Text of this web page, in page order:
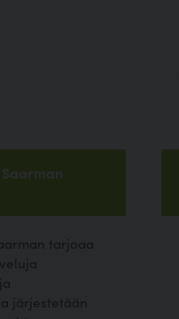
tarjoaa
järjestetään